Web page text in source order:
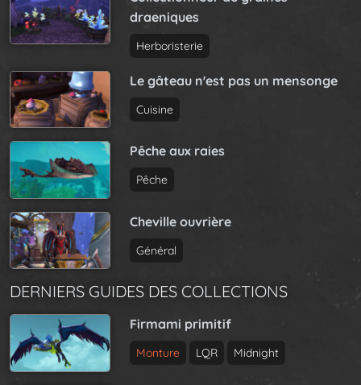
draeniques
Herboristerie
Le gâteau n'est pas un mensonge
Cuisine
Pêche aux raies
Pêche
Cheville ouvrière
Général
DERNIERS GUIDES DES COLLECTIONS
Firmami primitif
Monture LQR Midnight